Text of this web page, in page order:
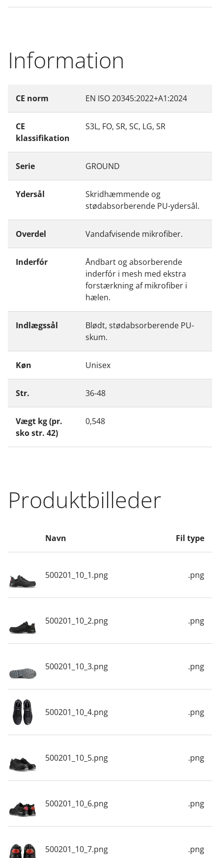
Information
CE norm EN ISO 20345:2022+A1:2024
CE
klassifikation
S3L, FO, SR, SC, LG, SR
Serie GROUND
Ydersål
Skridhæmmende og
stødabsorberende PU-ydersål.
Overdel Vandafvisende mikrofiber.
Inderfór
Åndbart og absorberende
inderfór i mesh med ekstra
forstærkning af mikrofiber i
hælen.
Indlægssål
Blødt, stødabsorberende PU-
skum.
Køn Unisex
Str. 36-48
Vægt kg (pr.
sko str. 42)
0,548
Produktbilleder
Navn Fil type
500201_10_1.png .png
500201_10_2.png .png
500201_10_3.png .png
500201_10_4.png .png
500201_10_5.png .png
500201_10_6.png .png
500201_10_7.png .png